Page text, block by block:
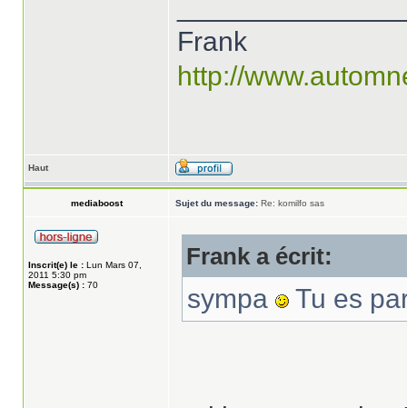
Frank
http://
Haut
mediaboost Sujet du message: Re: komilfo sas
Inscrit(e) le : Lun Mars 07,
2011 5:30 pm
Message(s) : 70
Frank a écrit:
sympa Tu es